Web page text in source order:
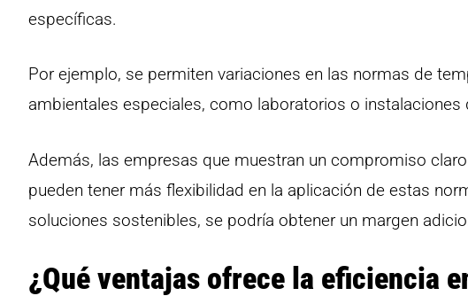
específicas.
Por ejemplo, se permiten variaciones en las normas de
ambientales especiales, como laboratorios o
Además, las empresas que muestran un compromiso
pueden tener más flexibilidad en la aplicación de estas
soluciones sostenibles, se podría obtener un margen
¿Qué ventajas ofrece la eficiencia